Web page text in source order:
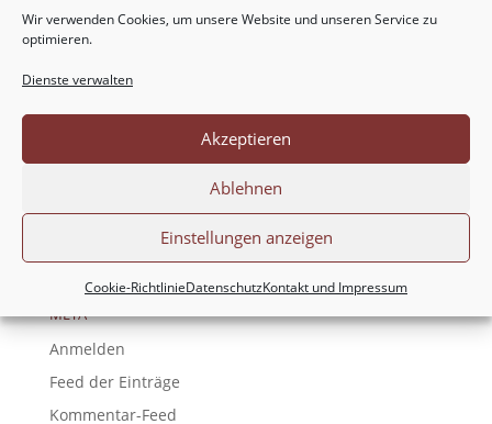
Wir verwenden Cookies, um unsere Website und unseren Service zu
optimieren.
Dienste verwalten
Akzeptieren
Ablehnen
Einstellungen anzeigen
Cookie-RichtlinieDatenschutzKontakt und Impressum
NEUESTE KOMMENTARE
Keine Kategorien
META
Anmelden
Feed der Einträge
Kommentar-Feed